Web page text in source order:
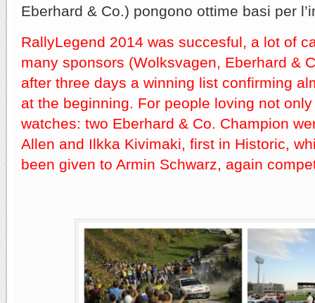
Eberhard & Co.) pongono ottime basi per
RallyLegend 2014 was succesful, a lot of
many sponsors (Wolksvagen, Eberhard &
after three days a winning list confirming
at the beginning. For people loving not
watches: two Eberhard & Co. Champion
Allen and Ilkka Kivimaki, first in Historic,
been given to Armin Schwarz, again